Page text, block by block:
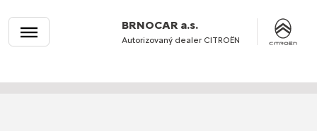
BRNOCAR a.s.
Autorizovaný dealer CITROËN